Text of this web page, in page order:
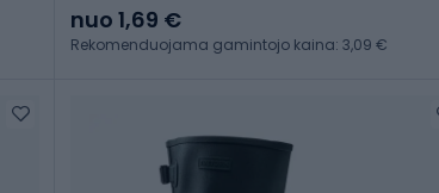
nuo 1,69 €
Rekomenduojama gamintojo kaina: 3,09 €